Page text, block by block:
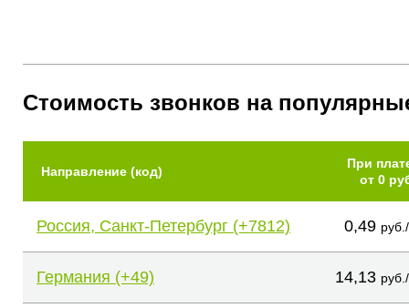
Стоимость звонков на
Направление (код)
При
от 0
Россия, Санкт-Петербург (+7812) 0,49
Германия (+49) 14,13